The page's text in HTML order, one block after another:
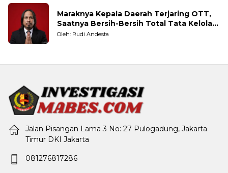
Maraknya Kepala Daerah Terjaring OTT,
Saatnya Bersih-Bersih Total Tata Kelola
Pemerintahan
Oleh: Rudi Andesta
Jalan Pisangan Lama 3 No: 27 Pulogadung, Jakarta
Timur DKI Jakarta
081276817286